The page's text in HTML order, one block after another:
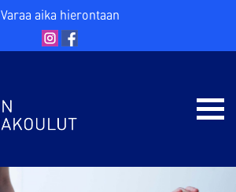
Varaa aika hierontaan